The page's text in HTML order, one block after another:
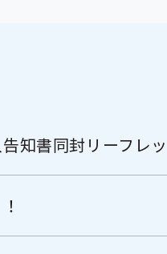
知書同封リーフレッ